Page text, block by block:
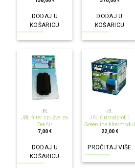
DODAJ U
KOŠARICU
DODAJ U
KOŠARICU
JBL
JBL filter spužva za
TekAir
7,00€
DODAJ U
KOŠARICU
NEMA NA ZALIHI
JBL
JBL Cristalprofi I
Greenline filtermodul
22,00 €
PROČITAJ VIŠE